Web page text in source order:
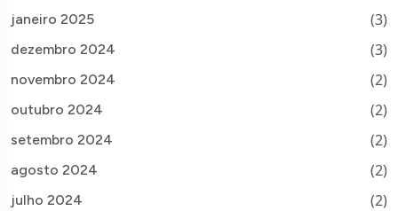
janeiro 2025 (3)
dezembro 2024 (3)
novembro 2024 (2)
outubro 2024 (2)
setembro 2024 (2)
agosto 2024 (2)
julho 2024 (2)